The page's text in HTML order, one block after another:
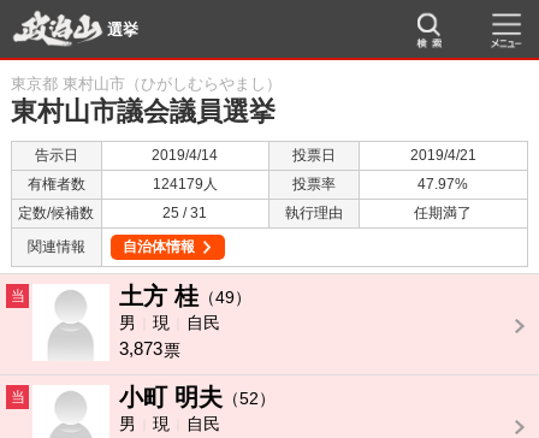
選挙
東京都 東村山市（ひがしむらやまし）
東村山市議会議員選挙
告示日 2019/4/14 投票日
2019/4/21
有権者数
124179人 投票率
47.97%
定数/候補数
25 / 31 執行理由
任期満了
関連情報
自治体情報
当 土方 桂 （49）
男
現 自民
3,873票
当 小町 明夫 （52）
男
現 自民